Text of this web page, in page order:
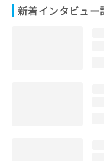
新着インタビュー